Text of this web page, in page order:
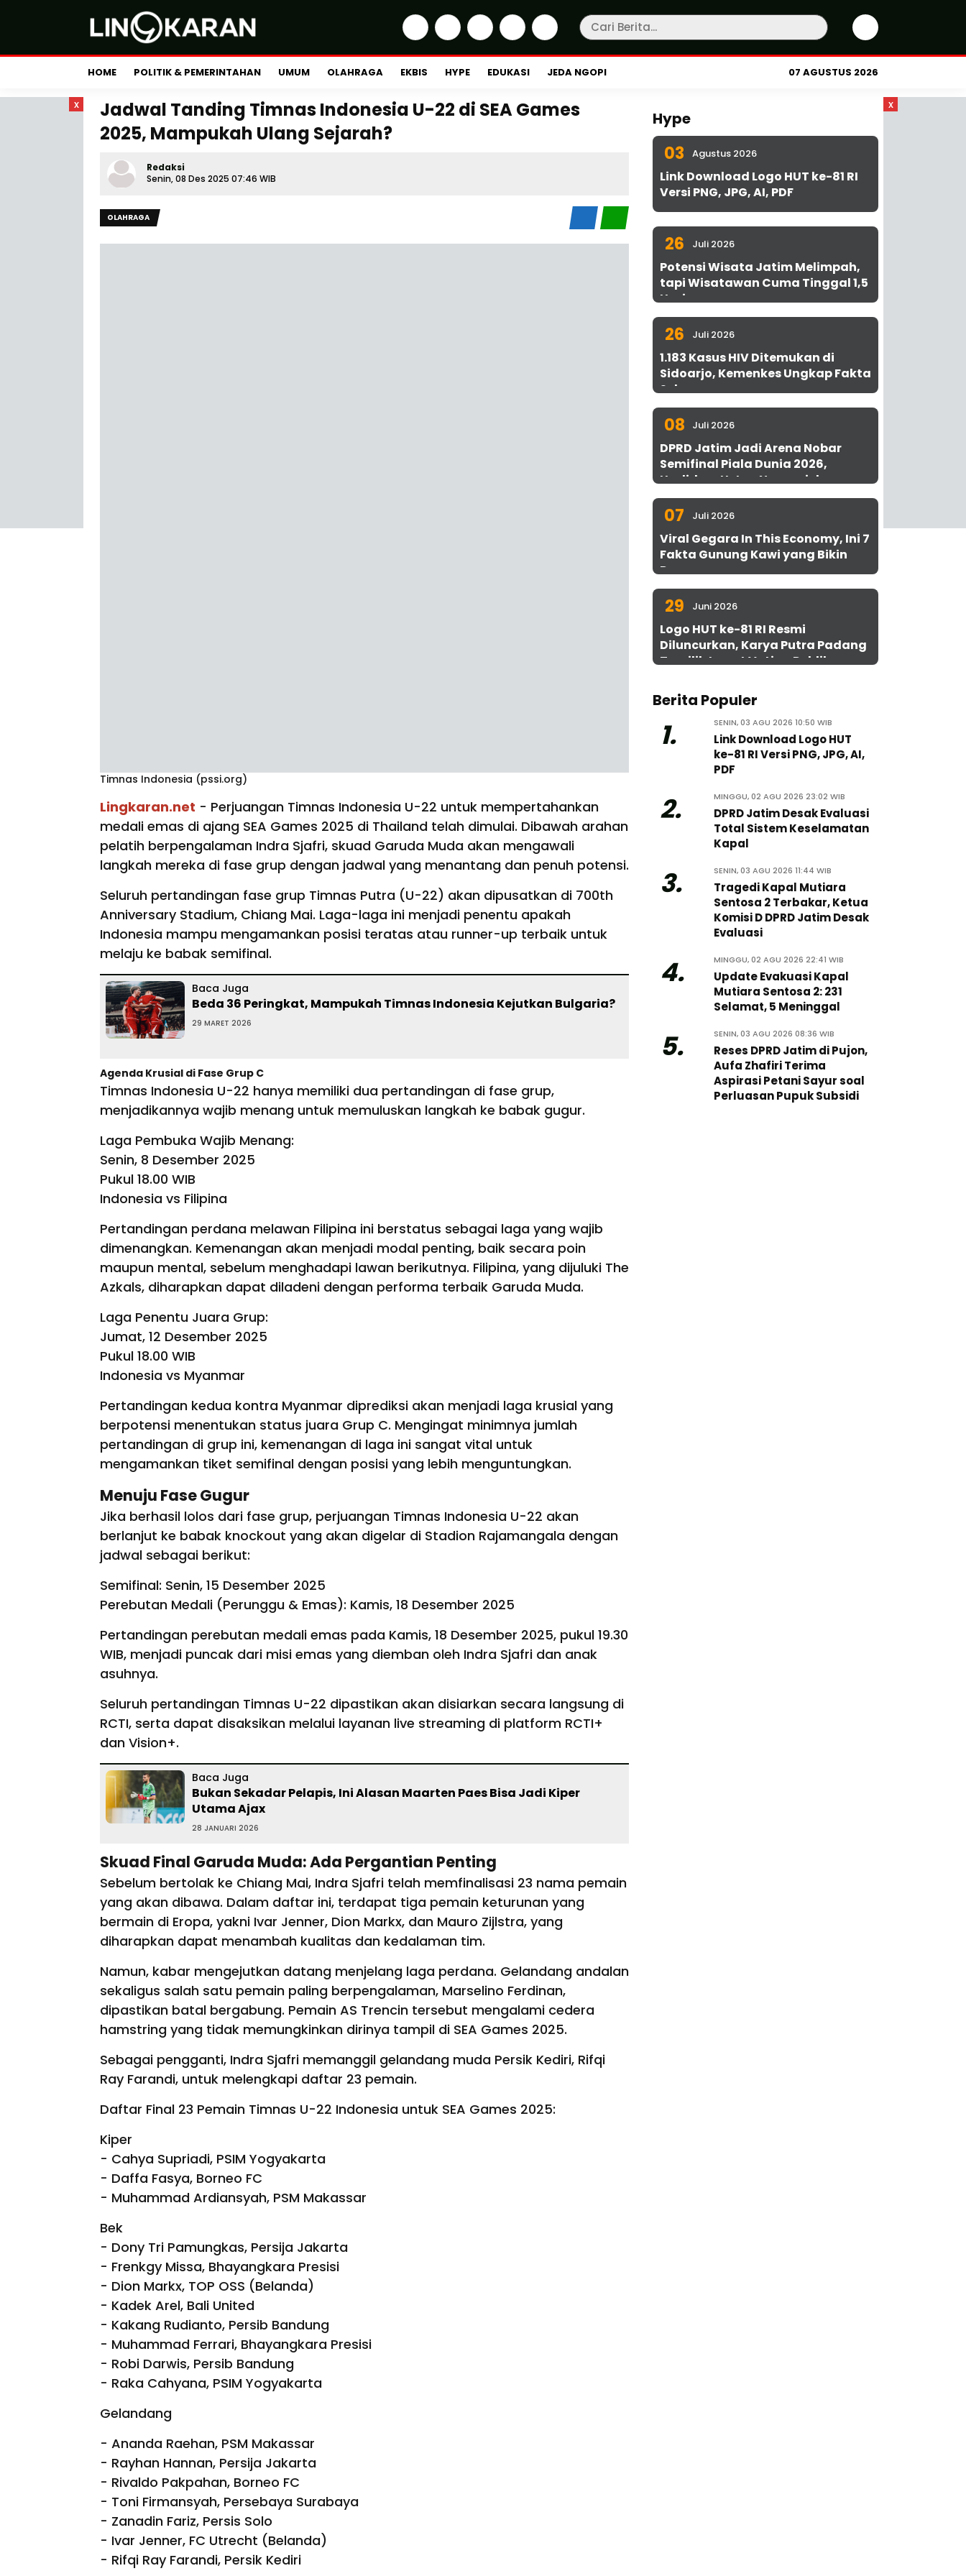
HOME POLITIK & PEMERINTAHAN UMUM OLAHRAGA EKBIS HYPE EDUKASI JEDA NGOPI 07 AGUSTUS 2026
x x
Jadwal Tanding Timnas Indonesia U-22 di SEA Games
2025, Mampukah Ulang Sejarah?
Redaksi
Senin, 08 Des 2025 07:46 WIB
OLAHRAGA
Timnas Indonesia (pssi.org)
Lingkaran.net - Perjuangan Timnas Indonesia U-22 untuk mempertahankan
medali emas di ajang SEA Games 2025 di Thailand telah dimulai. Dibawah arahan
pelatih berpengalaman Indra Sjafri, skuad Garuda Muda akan mengawali
langkah mereka di fase grup dengan jadwal yang menantang dan penuh potensi.
Seluruh pertandingan fase grup Timnas Putra (U-22) akan dipusatkan di 700th
Anniversary Stadium, Chiang Mai. Laga-laga ini menjadi penentu apakah
Indonesia mampu mengamankan posisi teratas atau runner-up terbaik untuk
melaju ke babak semifinal.
Baca Juga
Beda 36 Peringkat, Mampukah Timnas Indonesia Kejutkan Bulgaria?
29 MARET 2026
Agenda Krusial di Fase Grup C
Timnas Indonesia U-22 hanya memiliki dua pertandingan di fase grup,
menjadikannya wajib menang untuk memuluskan langkah ke babak gugur.
Laga Pembuka Wajib Menang:
Senin, 8 Desember 2025
Pukul 18.00 WIB
Indonesia vs Filipina
Pertandingan perdana melawan Filipina ini berstatus sebagai laga yang wajib
dimenangkan. Kemenangan akan menjadi modal penting, baik secara poin
maupun mental, sebelum menghadapi lawan berikutnya. Filipina, yang dijuluki The
Azkals, diharapkan dapat diladeni dengan performa terbaik Garuda Muda.
Laga Penentu Juara Grup:
Jumat, 12 Desember 2025
Pukul 18.00 WIB
Indonesia vs Myanmar
Pertandingan kedua kontra Myanmar diprediksi akan menjadi laga krusial yang
berpotensi menentukan status juara Grup C. Mengingat minimnya jumlah
pertandingan di grup ini, kemenangan di laga ini sangat vital untuk
mengamankan tiket semifinal dengan posisi yang lebih menguntungkan.
Menuju Fase Gugur
Jika berhasil lolos dari fase grup, perjuangan Timnas Indonesia U-22 akan
berlanjut ke babak knockout yang akan digelar di Stadion Rajamangala dengan
jadwal sebagai berikut:
Semifinal: Senin, 15 Desember 2025
Perebutan Medali (Perunggu & Emas): Kamis, 18 Desember 2025
Pertandingan perebutan medali emas pada Kamis, 18 Desember 2025, pukul 19.30
WIB, menjadi puncak dari misi emas yang diemban oleh Indra Sjafri dan anak
asuhnya.
Seluruh pertandingan Timnas U-22 dipastikan akan disiarkan secara langsung di
RCTI, serta dapat disaksikan melalui layanan live streaming di platform RCTI+
dan Vision+.
Baca Juga
Bukan Sekadar Pelapis, Ini Alasan Maarten Paes Bisa Jadi Kiper
Utama Ajax
28 JANUARI 2026
Skuad Final Garuda Muda: Ada Pergantian Penting
Sebelum bertolak ke Chiang Mai, Indra Sjafri telah memfinalisasi 23 nama pemain
yang akan dibawa. Dalam daftar ini, terdapat tiga pemain keturunan yang
bermain di Eropa, yakni Ivar Jenner, Dion Markx, dan Mauro Zijlstra, yang
diharapkan dapat menambah kualitas dan kedalaman tim.
Namun, kabar mengejutkan datang menjelang laga perdana. Gelandang andalan
sekaligus salah satu pemain paling berpengalaman, Marselino Ferdinan,
dipastikan batal bergabung. Pemain AS Trencin tersebut mengalami cedera
hamstring yang tidak memungkinkan dirinya tampil di SEA Games 2025.
Sebagai pengganti, Indra Sjafri memanggil gelandang muda Persik Kediri, Rifqi
Ray Farandi, untuk melengkapi daftar 23 pemain.
Daftar Final 23 Pemain Timnas U-22 Indonesia untuk SEA Games 2025:
Kiper
- Cahya Supriadi, PSIM Yogyakarta
- Daffa Fasya, Borneo FC
- Muhammad Ardiansyah, PSM Makassar
Bek
- Dony Tri Pamungkas, Persija Jakarta
- Frenkgy Missa, Bhayangkara Presisi
- Dion Markx, TOP OSS (Belanda)
- Kadek Arel, Bali United
- Kakang Rudianto, Persib Bandung
- Muhammad Ferrari, Bhayangkara Presisi
- Robi Darwis, Persib Bandung
- Raka Cahyana, PSIM Yogyakarta
Gelandang
- Ananda Raehan, PSM Makassar
- Rayhan Hannan, Persija Jakarta
- Rivaldo Pakpahan, Borneo FC
- Toni Firmansyah, Persebaya Surabaya
- Zanadin Fariz, Persis Solo
- Ivar Jenner, FC Utrecht (Belanda)
- Rifqi Ray Farandi, Persik Kediri
Hype
03 Agustus 2026
Link Download Logo HUT ke-81 RI
Versi PNG, JPG, AI, PDF
26 Juli 2026
Potensi Wisata Jatim Melimpah,
tapi Wisatawan Cuma Tinggal 1,5
Hari
26 Juli 2026
1.183 Kasus HIV Ditemukan di
Sidoarjo, Kemenkes Ungkap Fakta
Sebenarnya
08 Juli 2026
DPRD Jatim Jadi Arena Nobar
Semifinal Piala Dunia 2026,
Hadirkan Uston Nawawi dan
UMKM Gratis untuk 1.000 Warga
07 Juli 2026
Viral Gegara In This Economy, Ini 7
Fakta Gunung Kawi yang Bikin
Penasaran
29 Juni 2026
Logo HUT ke-81 RI Resmi
Diluncurkan, Karya Putra Padang
Terpilih Lewat Voting Publik
Berita Populer
1. SENIN, 03 AGU 2026 10:50 WIB
Link Download Logo HUT
ke-81 RI Versi PNG, JPG, AI,
PDF
2. MINGGU, 02 AGU 2026 23:02 WIB
DPRD Jatim Desak Evaluasi
Total Sistem Keselamatan
Kapal
3. SENIN, 03 AGU 2026 11:44 WIB
Tragedi Kapal Mutiara
Sentosa 2 Terbakar, Ketua
Komisi D DPRD Jatim Desak
Evaluasi
4. MINGGU, 02 AGU 2026 22:41 WIB
Update Evakuasi Kapal
Mutiara Sentosa 2: 231
Selamat, 5 Meninggal
5. SENIN, 03 AGU 2026 08:36 WIB
Reses DPRD Jatim di Pujon,
Aufa Zhafiri Terima
Aspirasi Petani Sayur soal
Perluasan Pupuk Subsidi